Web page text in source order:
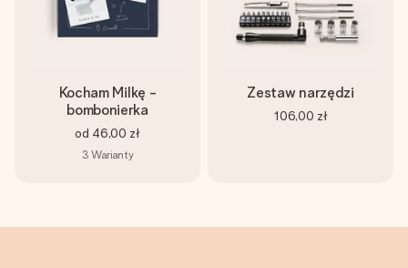
Kocham Milkę -
bombonierka
od 46,00 zł
3 Warianty
Zestaw narzędzi
106,00 zł